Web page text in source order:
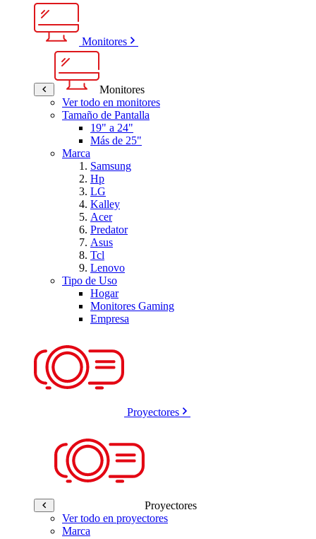
Monitores
Monitores
Ver todo en monitores
Tamaño de Pantalla
19" a 24"
Más de 25"
Marca
Samsung
Hp
LG
Kalley
Acer
Predator
Asus
Tcl
Lenovo
Tipo de Uso
Hogar
Monitores Gaming
Empresa
Proyectores
Proyectores
Ver todo en proyectores
Marca